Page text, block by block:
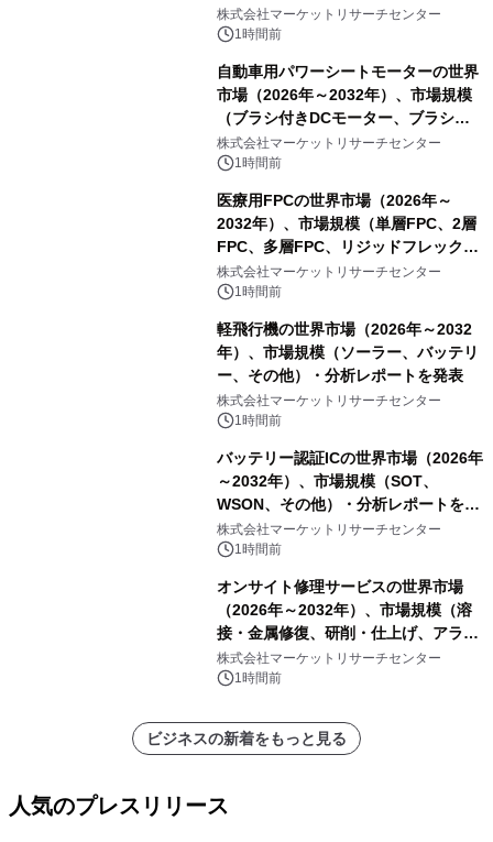
レーム）・分析レポートを発表
株式会社マーケットリサーチセンター
1時間前
自動車用パワーシートモーターの世界
市場（2026年～2032年）、市場規模
（ブラシ付きDCモーター、ブラシレ
スDCモーター）・分析レポートを発
表
株式会社マーケットリサーチセンター
1時間前
医療用FPCの世界市場（2026年～
2032年）、市場規模（単層FPC、2層
FPC、多層FPC、リジッドフレックス
PCB）・分析レポートを発表
株式会社マーケットリサーチセンター
1時間前
軽飛行機の世界市場（2026年～2032
年）、市場規模（ソーラー、バッテリ
ー、その他）・分析レポートを発表
株式会社マーケットリサーチセンター
1時間前
バッテリー認証ICの世界市場（2026年
～2032年）、市場規模（SOT、
WSON、その他）・分析レポートを発
表
株式会社マーケットリサーチセンター
1時間前
オンサイト修理サービスの世界市場
（2026年～2032年）、市場規模（溶
接・金属修復、研削・仕上げ、アライ
メント、その他）・分析レポートを発
表
株式会社マーケットリサーチセンター
1時間前
ビジネスの新着をもっと見る
人気のプレスリリース